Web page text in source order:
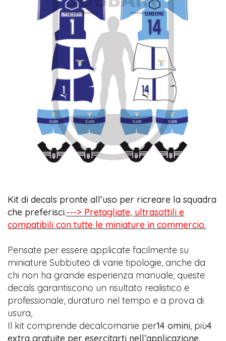
Kit di decals pronte all’uso per ricreare la squadra
che preferisci.---> Pretagliate, ultrasottili e
compatibili con tutte le miniature in commercio.
Pensate per essere applicate facilmente su
miniature Subbuteo di varie tipologie, anche da
chi non ha grande esperienza manuale, queste
decals garantiscono un risultato realistico e
professionale, duraturo nel tempo e a prova di
usura,
Il kit comprende decalcomanie per14 omini, più4
extra gratuite per esercitarti nell’applicazione.